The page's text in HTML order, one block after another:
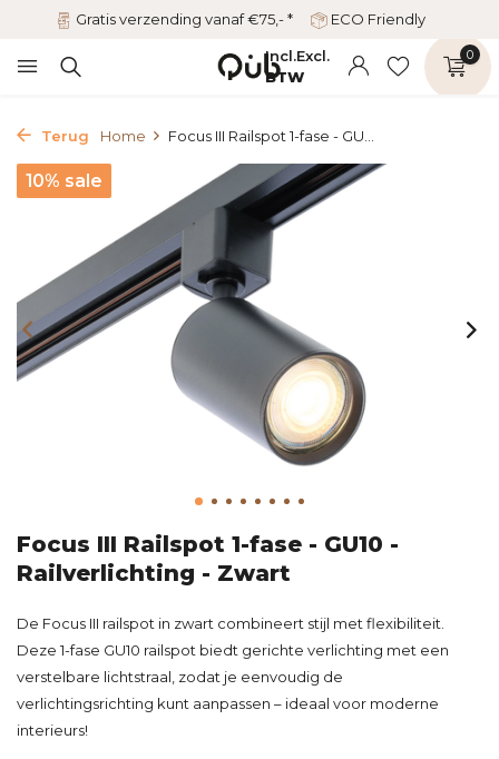
Gratis verzending vanaf €75,- * ECO Friendly
Incl.Excl.
BTW
0
Terug Home Focus III Railspot 1-fase - GU...
10% sale
Focus III Railspot 1-fase - GU10 -
Railverlichting - Zwart
De Focus III railspot in zwart combineert stijl met flexibiliteit.
Deze 1-fase GU10 railspot biedt gerichte verlichting met een
verstelbare lichtstraal, zodat je eenvoudig de
verlichtingsrichting kunt aanpassen – ideaal voor moderne
interieurs!